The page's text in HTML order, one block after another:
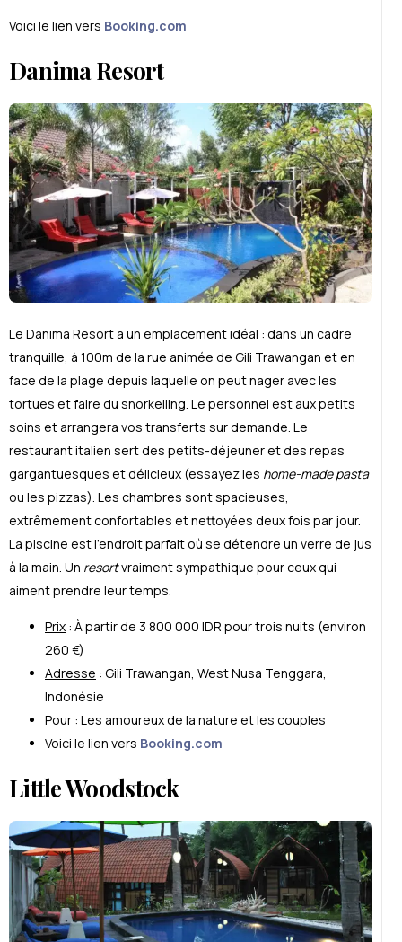
Voici le lien vers Booking.com
Danima Resort
Le Danima Resort a un emplacement idéal : dans un cadre
tranquille, à 100m de la rue animée de Gili Trawangan et en
face de la plage depuis laquelle on peut nager avec les
tortues et faire du snorkelling. Le personnel est aux petits
soins et arrangera vos transferts sur demande. Le
restaurant italien sert des petits-déjeuner et des repas
gargantuesques et délicieux (essayez les home-made pasta
ou les pizzas). Les chambres sont spacieuses,
extrêmement confortables et nettoyées deux fois par jour.
La piscine est l’endroit parfait où se détendre un verre de jus
à la main. Un resortvraiment sympathique pour ceux qui
aiment prendre leur temps.
Prix : À partir de 3 800 000 IDR pour trois nuits (environ
260 €)
Adresse : Gili Trawangan, West Nusa Tenggara,
Indonésie
Pour : Les amoureux de la nature et les couples
Voici le lien vers Booking.com
Little Woodstock